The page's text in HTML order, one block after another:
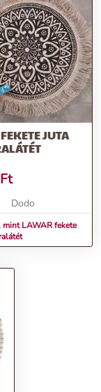
JUTA
Ft
Dodo
mint LAWAR fekete